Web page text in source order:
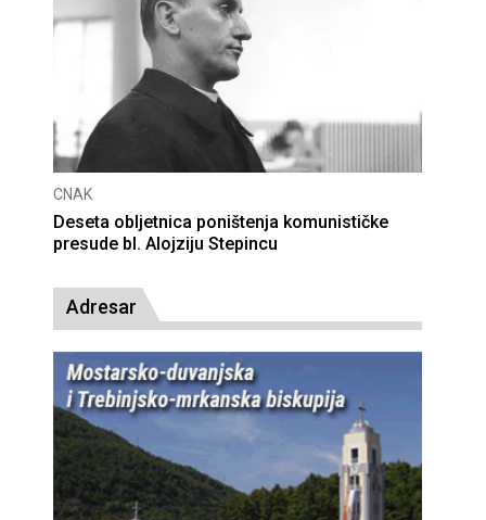
CNAK
Deseta obljetnica poništenja komunističke
presude bl. Alojziju Stepincu
Adresar